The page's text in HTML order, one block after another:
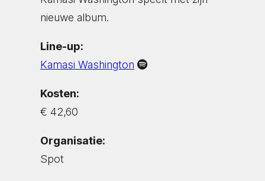
nieuwe album.
Line-up:
Kamasi Washington
Kosten:
€ 42,60
Organisatie:
Spot